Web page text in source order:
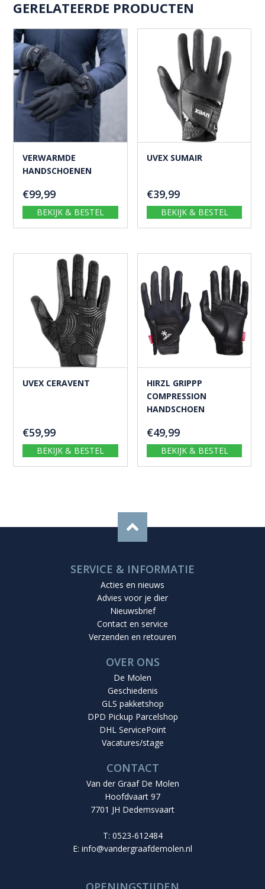
GERELATEERDE PRODUCTEN
VERWARMDE
HANDSCHOENEN
€99,99
BEKIJK & BESTEL
UVEX SUMAIR
€39,99
BEKIJK & BESTEL
UVEX CERAVENT
€59,99
BEKIJK & BESTEL
HIRZL GRIPPP
COMPRESSION
HANDSCHOEN
€49,99
BEKIJK & BESTEL
SERVICE & INFORMATIE
Acties en nieuws
Advies voor je dier
Nieuwsbrief
Contact en service
Verzenden en retouren
OVER ONS
De Molen
Geschiedenis
GLS pakketshop
DPD Pickup Parcelshop
DHL ServicePoint
Vacatures/stage
CONTACT
Van der Graaf De Molen
Hoofdvaart 97
7701 JH Dedemsvaart
T: 0523-612484
E: info@vandergraafdemolen.nl